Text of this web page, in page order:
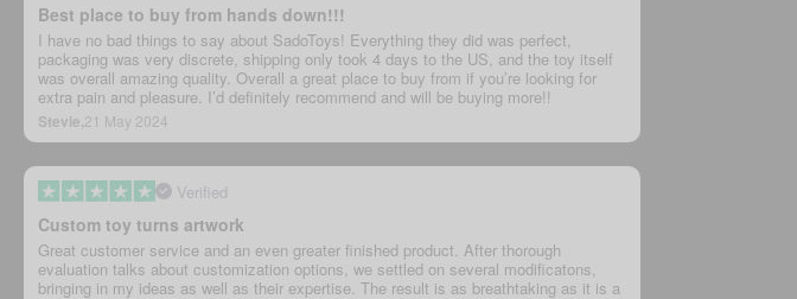
Best place to buy from hands down!!!
I have no bad things to say about SadoToys! Everything they did was perfect,
packaging was very discrete, shipping only took 4 days to the US, and the toy itself
was overall amazing quality. Overall a great place to buy from if you’re looking for
extra pain and pleasure. I’d definitely recommend and will be buying more!!
Stevie,21 May 2024
Verified
Custom toy turns artwork
Great customer service and an even greater finished product. After thorough
evaluation talks about customization options, we settled on several modificatons,
bringing in my ideas as well as their expertise. The result is as breathtaking as it is a